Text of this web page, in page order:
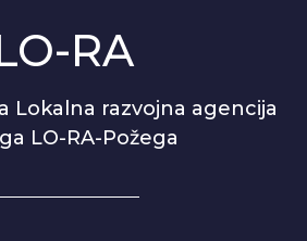
RA
Lokalna razvojna agencija
LO-RA-Požega